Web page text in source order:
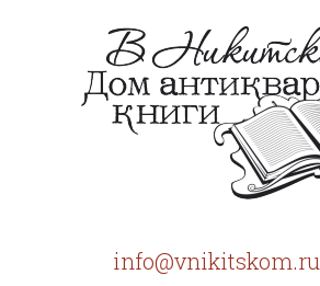
info@vnikitskom.ru